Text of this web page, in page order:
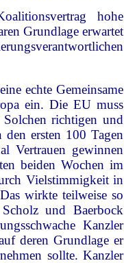
hohe
Grundlage erwartet
echte Gemeinsame
ein. Die EU muss
richtigen und
ersten 100 Tagen
Vertrauen gewinnen
beiden Wochen im
Vielstimmigkeit in
wirkte teilweise so
und Baerbock
Kanzler
deren Grundlage er
sollte. Kanzler